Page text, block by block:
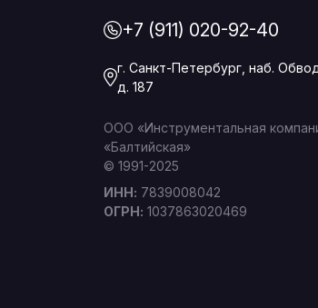
+7 (911) 020-92-40
г. Санкт-Петербург, наб.
д. 187
ООО «Инструментальная
«Балтийская»
© 1991-2025
ИНН: 7839008042
ОГРН: 1037863020469